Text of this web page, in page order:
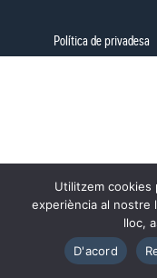
Política de privadesa
Utilitzem cookies
experiència al nostre
lloc,
D'acord